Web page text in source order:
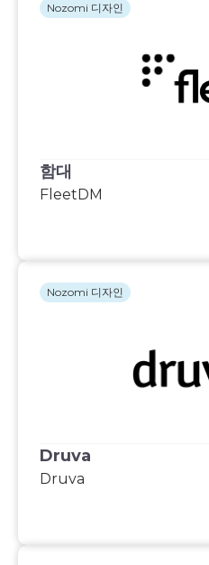
함대
FleetDM
Nozomi 디자인
Druva
Druva
Nozomi 디자인